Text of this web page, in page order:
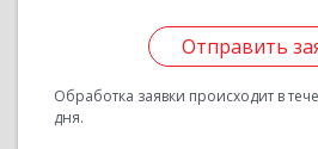
Отправить
Обработка заявки происходит в
дня.